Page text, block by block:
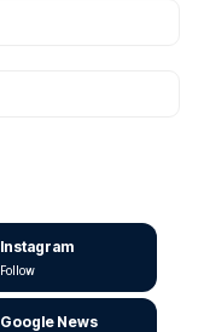
Instagram
Follow
Google News